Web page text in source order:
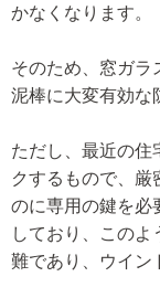
かなくなります。
そのため、窓ガラ
泥棒に大変有効な
ただし、最近の住
クするもので、厳
のに専用の鍵を必
しており、この
難であり、ウイン